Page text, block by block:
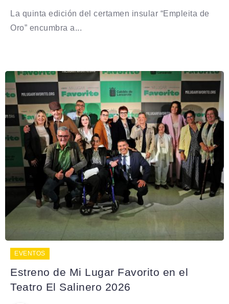
La quinta edición del certamen insular “Empleita de
Oro” encumbra a...
EVENTOS
Estreno de Mi Lugar Favorito en el
Teatro El Salinero 2026